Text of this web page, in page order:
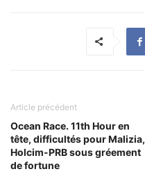
Article précédent
Ocean Race. 11th Hour en
tête, difficultés pour Malizia,
Holcim-PRB sous gréement
de fortune